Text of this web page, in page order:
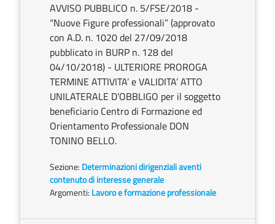
AVVISO PUBBLICO n. 5/FSE/2018 -
“Nuove Figure professionali” (approvato
con A.D. n. 1020 del 27/09/2018
pubblicato in BURP n. 128 del
04/10/2018) - ULTERIORE PROROGA
TERMINE ATTIVITA’ e VALIDITA’ ATTO
UNILATERALE D’OBBLIGO per il soggetto
beneficiario Centro di Formazione ed
Orientamento Professionale DON
TONINO BELLO.
Sezione: Determinazioni dirigenziali aventi
contenuto di interesse generale
Argomenti: Lavoro e formazione professionale